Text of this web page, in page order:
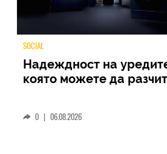
TECH
Ultra – ново име, познато